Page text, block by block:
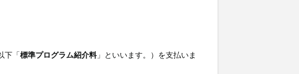
下「標準プログラム紹介料」といいます。）を支払いま